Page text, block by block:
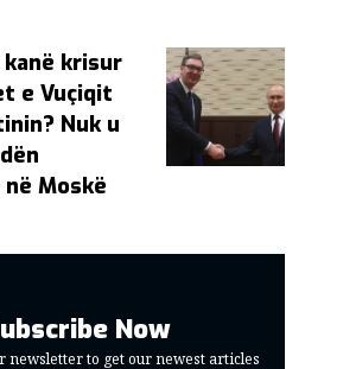
kanë krisur
e Vuçiqit
Nuk u
Moskë
Now
newsletter to get our newest articles